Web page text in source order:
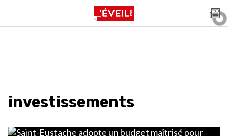
investissements